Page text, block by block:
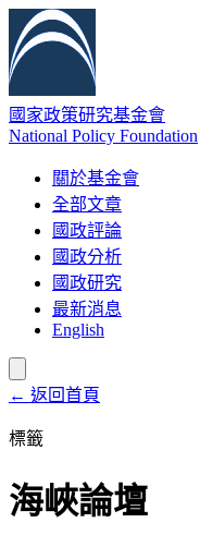
國家政策研究基金會
National Policy Foundation
關於基金會
全部文章
國政評論
國政分析
國政研究
最新消息
English
← 返回首頁
標籤
海峽論壇